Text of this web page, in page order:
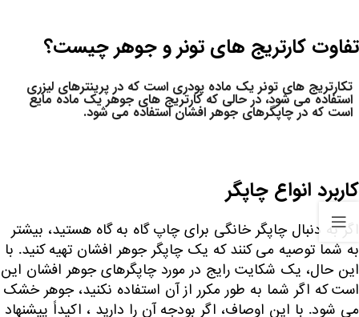
تفاوت کارتریج های تونر و جوهر چیست؟
تکارتریج های تونر یک ماده پودری است که در پرینترهای لیزری
استفاده می شود، در حالی که کارتریج های جوهر یک ماده مایع
است که در چاپگرهای جوهر افشان استفاده می شود.
کاربرد انواع چاپگر
اگر به دنبال چاپگر خانگی برای چاپ گاه به گاه هستید، بیشتر
به شما توصیه می کنند که یک چاپگر جوهر افشان تهیه کنید. با
این حال، یک شکایت رایج در مورد چاپگرهای جوهر افشان این
است که اگر شما به طور مکرر از آن استفاده نکنید، جوهر خشک
می شود. با این اوصاف، اگر بودجه آن را دارید ، اکیداً پیشنهاد